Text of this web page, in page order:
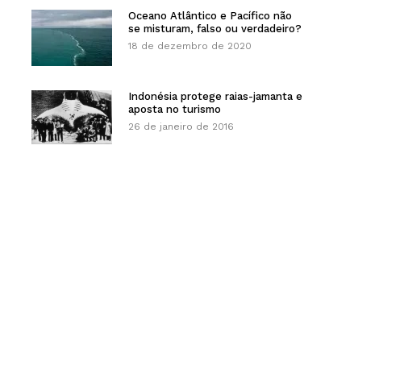
Oceano Atlântico e Pacífico não
se misturam, falso ou verdadeiro?
18 de dezembro de 2020
Indonésia protege raias-jamanta e
aposta no turismo
26 de janeiro de 2016